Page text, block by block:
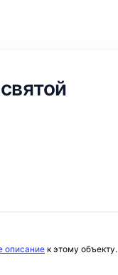
описание к этому объекту.